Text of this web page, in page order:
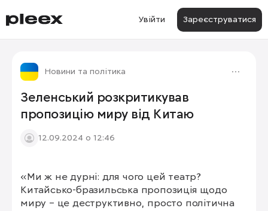
Увійти Зареєструватися
Новини та політика
Зеленський розкритикував
пропозицію миру від Китаю
12.09.2024 о 12:46
«Ми ж не дурні: для чого цей театр?
Китайсько-бразильська пропозиція щодо
миру – це деструктивно, просто політична